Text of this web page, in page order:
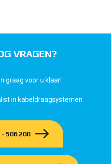
VRAGEN?
graag voor u klaar!
in kabeldraagsystemen
506 200